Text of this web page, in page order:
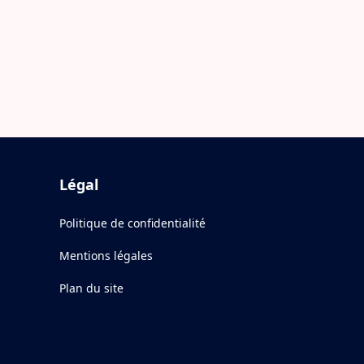
Légal
Politique de confidentialité
Mentions légales
Plan du site